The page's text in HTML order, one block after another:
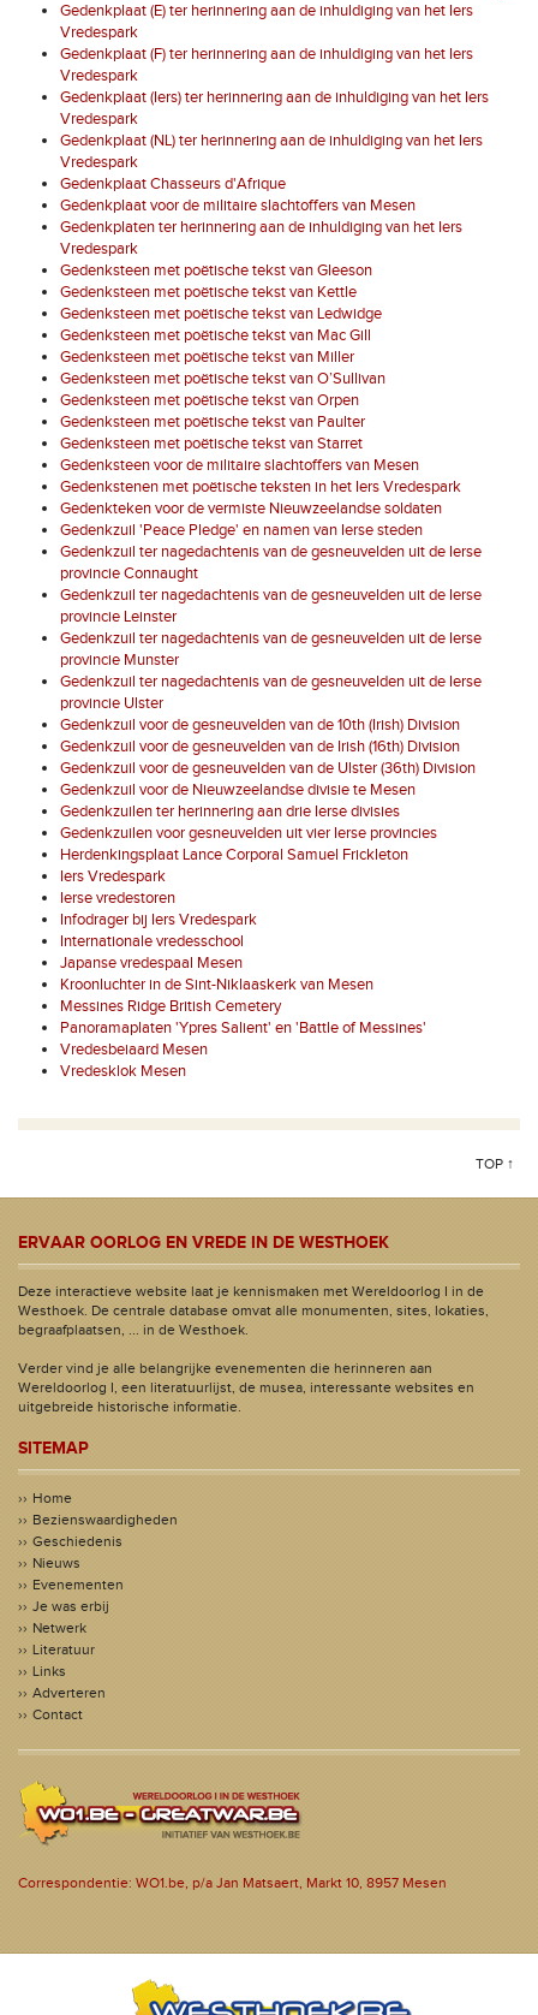
Gedenkplaat (E) ter herinnering aan de inhuldiging van het Iers
Vredespark
Gedenkplaat (F) ter herinnering aan de inhuldiging van het Iers
Vredespark
Gedenkplaat (Iers) ter herinnering aan de inhuldiging van het Iers
Vredespark
Gedenkplaat (NL) ter herinnering aan de inhuldiging van het Iers
Vredespark
Gedenkplaat Chasseurs d'Afrique
Gedenkplaat voor de militaire slachtoffers van Mesen
Gedenkplaten ter herinnering aan de inhuldiging van het Iers
Vredespark
Gedenksteen met poëtische tekst van Gleeson
Gedenksteen met poëtische tekst van Kettle
Gedenksteen met poëtische tekst van Ledwidge
Gedenksteen met poëtische tekst van Mac Gill
Gedenksteen met poëtische tekst van Miller
Gedenksteen met poëtische tekst van O’Sullivan
Gedenksteen met poëtische tekst van Orpen
Gedenksteen met poëtische tekst van Paulter
Gedenksteen met poëtische tekst van Starret
Gedenksteen voor de militaire slachtoffers van Mesen
Gedenkstenen met poëtische teksten in het Iers Vredespark
Gedenkteken voor de vermiste Nieuwzeelandse soldaten
Gedenkzuil 'Peace Pledge' en namen van Ierse steden
Gedenkzuil ter nagedachtenis van de gesneuvelden uit de Ierse
provincie Connaught
Gedenkzuil ter nagedachtenis van de gesneuvelden uit de Ierse
provincie Leinster
Gedenkzuil ter nagedachtenis van de gesneuvelden uit de Ierse
provincie Munster
Gedenkzuil ter nagedachtenis van de gesneuvelden uit de Ierse
provincie Ulster
Gedenkzuil voor de gesneuvelden van de 10th (Irish) Division
Gedenkzuil voor de gesneuvelden van de Irish (16th) Division
Gedenkzuil voor de gesneuvelden van de Ulster (36th) Division
Gedenkzuil voor de Nieuwzeelandse divisie te Mesen
Gedenkzuilen ter herinnering aan drie Ierse divisies
Gedenkzuilen voor gesneuvelden uit vier Ierse provincies
Herdenkingsplaat Lance Corporal Samuel Frickleton
Iers Vredespark
Ierse vredestoren
Infodrager bij Iers Vredespark
Internationale vredesschool
Japanse vredespaal Mesen
Kroonluchter in de Sint-Niklaaskerk van Mesen
Messines Ridge British Cemetery
Panoramaplaten 'Ypres Salient' en 'Battle of Messines'
Vredesbeiaard Mesen
Vredesklok Mesen
TOP ↑
ERVAAR OORLOG EN VREDE IN DE WESTHOEK
Deze interactieve website laat je kennismaken met Wereldoorlog I in de
Westhoek. De centrale database omvat alle monumenten, sites, lokaties,
begraafplaatsen, ... in de Westhoek.
Verder vind je alle belangrijke evenementen die herinneren aan
Wereldoorlog I, een literatuurlijst, de musea, interessante websites en
uitgebreide historische informatie.
SITEMAP
Home
Bezienswaardigheden
Geschiedenis
Nieuws
Evenementen
Je was erbij
Netwerk
Literatuur
Links
Adverteren
Contact
Correspondentie: WO1.be, p/a Jan Matsaert, Markt 10, 8957 Mesen